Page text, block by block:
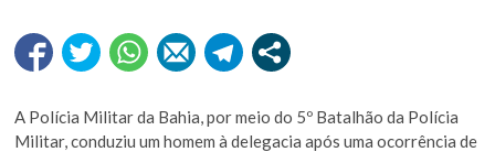
A Polícia Militar da Bahia, por meio do 5º Batalhão da Polícia
Militar, conduziu um homem à delegacia após uma ocorrência de